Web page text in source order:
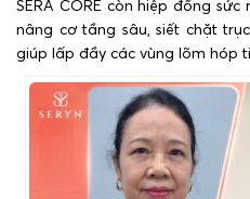
SERA CORE còn hiệp đồng
nâng cơ tầng sâu, siết chặt
giúp lấp đầy các vùng lõm hóp